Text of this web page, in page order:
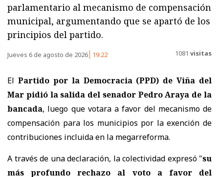
parlamentario al mecanismo de compensación
municipal, argumentando que se apartó de los
principios del partido.
Jueves 6 de agosto de 2026 19:22 1081 visitas
El Partido por la Democracia (PPD) de Viña del
Mar pidió la salida del senador Pedro Araya de la
bancada, luego que votara a favor del mecanismo de
compensación para los municipios por la exención de
contribuciones incluida en la megarreforma.
A través de una declaración, la colectividad expresó "su
más profundo rechazo al voto a favor del